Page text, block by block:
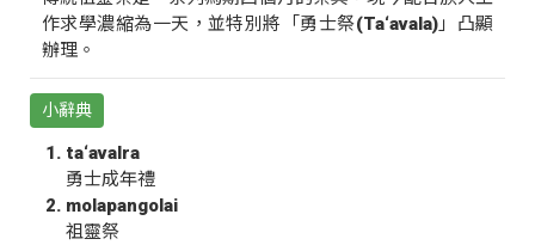
作求學濃縮為一天，並特別將「勇士祭(Ta‘avala)」凸顯
辦理。
小辭典
ta‘avalra
勇士成年禮
molapangolai
祖靈祭